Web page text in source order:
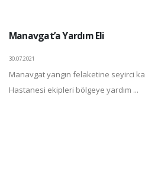
Manavgat’a Yardım Eli
30.07.2021
Manavgat yangın felaketine seyirci
Hastanesi ekipleri bölgeye yardım ...